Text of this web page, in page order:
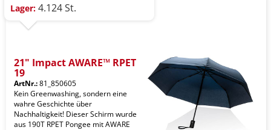
Lager: 4.124 St.
21" Impact AWARE™ RPET
19
ArtNr.:81_850605
Kein Greenwashing, sondern eine
wahre Geschichte über
Nachhaltigkeit! Dieser Schirm wurde
aus 190T RPET Pongee mit AWARE